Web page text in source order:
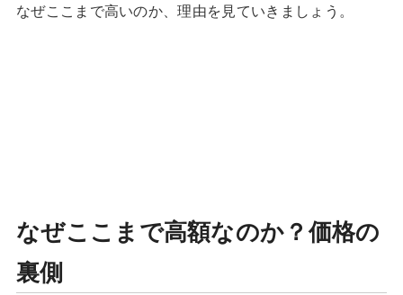
なぜここまで高いのか、理由を見ていきましょう。
なぜここまで高額なのか？価格の
裏側